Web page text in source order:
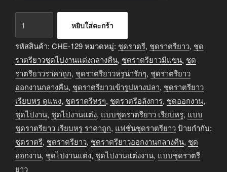
ชุด
ราตรี
ยาว
ออกงาน
กลาง
คืน
ชิ้น
หยิบใส่ตะกร้า
รหัสสินค้า: CHE-129หมวดหมู่: ชุดราตรี, ชุดราตรียาว, ชุด
ราตรียาวชุดไปงานแต่งกลางคืน, ชุดราตรียาวมีแขน, ชุด
ราตรียาวราคาถูก, ชุดราตรียาวหรูน่ารักๆ, ชุดราตรียาว
ออกงานกลางคืน, ชุดราตรียาวเข้ารูปหางปลา, ชุดราตรียาว
เรียบหรู ดูแพง, ชุดราตรีหรูๆ, ชุดราตรีอลังการ, ชุดออกงาน,
ชุดไปงาน, ชุดไปงานแต่ง, แบบชุดราตรียาว เรียบหรู, แบบ
ชุดราตรียาว เรียบหรู ราคาถูก, แฟชั่นชุดราตรียาวป้ายกำกับ:
ชุดราตรี, ชุดราตรียาว, ชุดราตรียาวออกงานกลางคืน, ชุด
ออกงาน, ชุดไปงานแต่ง, ชุดไปงานแต่งงาน, แบบชุดราตรี
ยาว